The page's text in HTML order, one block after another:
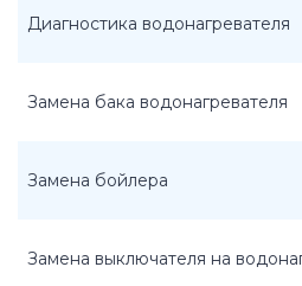
Диагностика водонагревателя
Замена бака водонагревателя
Замена бойлера
Замена выключателя на